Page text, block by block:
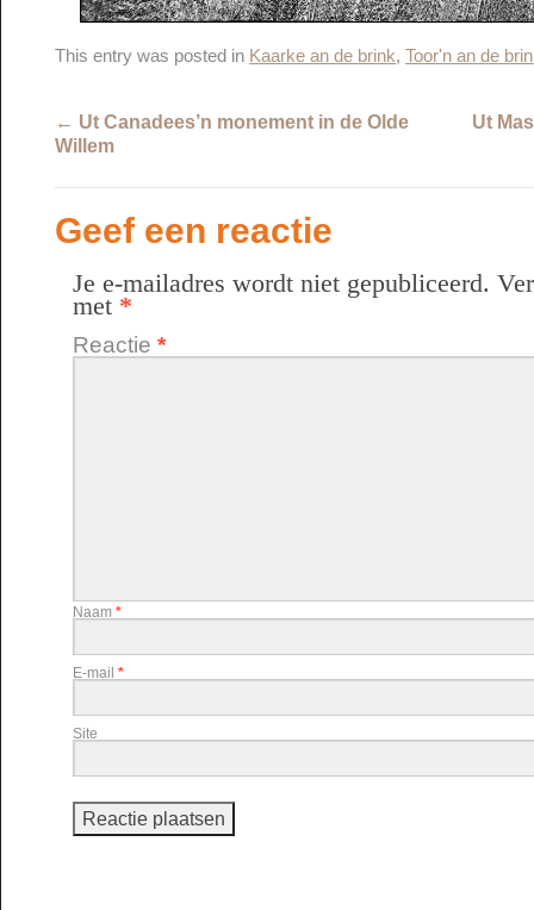
This entry was posted in Kaarke an de brink, Toor'n an de
← Ut Canadees’n monement in de Olde
Willem
Ut
Geef een reactie
Je e-mailadres wordt niet gepubliceerd.
met *
Reactie *
Naam *
E-mail *
Site